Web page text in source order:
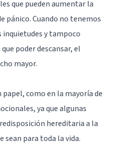
que pueden aumentar la
pánico. Cuando no tenemos
y tampoco
poder descansar, el
mayor.
como en la mayoría de
ya que algunas
hereditaria a la
sean para toda la vida.